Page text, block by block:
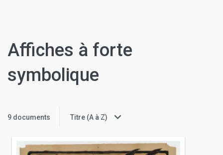
Affiches à forte
symbolique
9 documents Titre (A à Z)